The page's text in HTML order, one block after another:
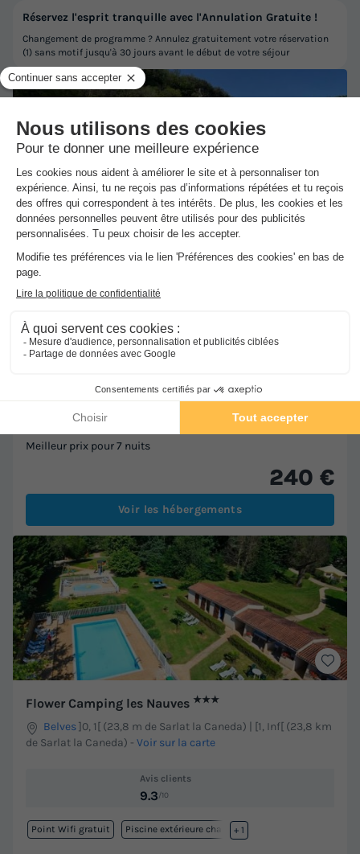
Camping Moulin De Caudon ★★★
Domme]0, 1[ (7,9 m de Sarlat la Caneda) | [1, Inf[ (7,9 km
de Sarlat la Caneda)
9.4/10
MOBILHOME 4 personnes - SANS SANITAIRE
Meilleur prix pour 7 nuits
240 €
Voir les hébergements
Flower Camping les Nauves ★★★
Belves]0, 1[ (23,8 m de Sarlat la Caneda) | [1, Inf[ (23,8 km
de Sarlat la Caneda) - Voir sur la carte
Avis clients
9.3/10
Point Wifi gratuit Piscine extérieure chauffée
+ 1
Réservez l'esprit tranquille avec l'Annulation Gratuite !
Changement de programme ? Annulez gratuitement votre réservation
(1) sans motif jusqu'à 30 jours avant le début de votre séjour